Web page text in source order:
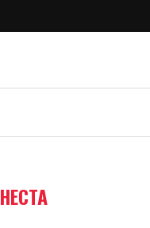
НЕСТА